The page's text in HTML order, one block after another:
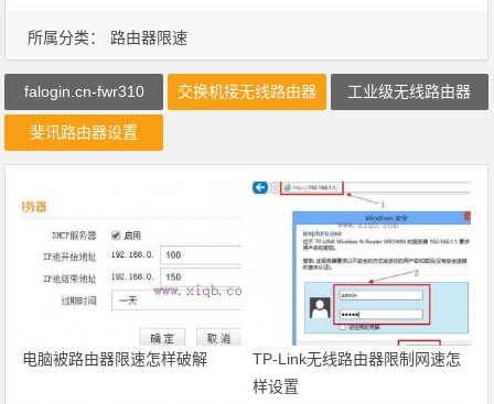
所属分类： 路由器限速
falogin.cn-fwr310 交换机接无线路由器 工业级无线路由器
斐讯路由器设置
电脑被路由器限速怎样破解
TP-Link无线路由器限制网速怎
样设置